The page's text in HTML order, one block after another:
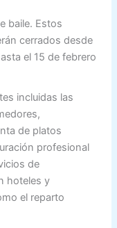
baile. Estos
cerrados desde
el 15 de febrero
incluidas las
de platos
profesional
de
hoteles y
el reparto